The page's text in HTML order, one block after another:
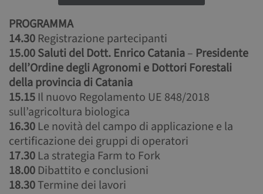
PROGRAMMA
14.30 Registrazione partecipanti
15.00Saluti del Dott. Enrico Catania– Presidente
dell’Ordine degli Agronomi e Dottori Forestali
della provincia di Catania
15.15 Il nuovo Regolamento UE 848/2018
sull’agricoltura biologica
16.30 Le novità del campo di applicazione e la
certificazione dei gruppi di operatori
17.30 La strategia Farm to Fork
18.00 Dibattito e conclusioni
18.30Termine dei lavori